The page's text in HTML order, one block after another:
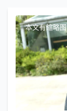
本文有缩略图